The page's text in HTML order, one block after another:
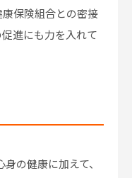
保険組合との密接
進にも力を入れて
の健康に加えて、